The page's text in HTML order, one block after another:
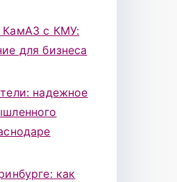
КамАЗ с КМУ:
для бизнеса
надежное
как